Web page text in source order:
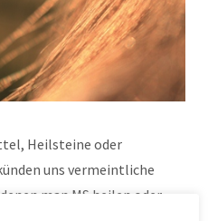
Heilsteine oder
uns vermeintliche
man MS heilen oder